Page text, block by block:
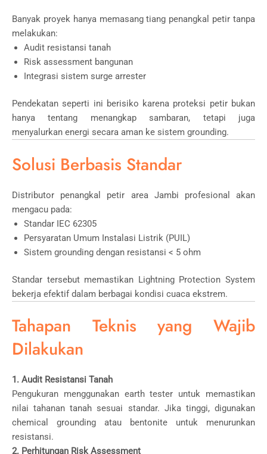
Banyak proyek hanya memasang tiang penangkal petir tanpa
melakukan:
Audit resistansi tanah
Risk assessment bangunan
Integrasi sistem surge arrester
Pendekatan seperti ini berisiko karena proteksi petir bukan
hanya tentang menangkap sambaran, tetapi juga
menyalurkan energi secara aman ke sistem grounding.
Solusi Berbasis Standar
Distributor penangkal petir area Jambi profesional akan
mengacu pada:
Standar IEC 62305
Persyaratan Umum Instalasi Listrik (PUIL)
Sistem grounding dengan resistansi < 5 ohm
Standar tersebut memastikan Lightning Protection System
bekerja efektif dalam berbagai kondisi cuaca ekstrem.
Tahapan Teknis yang Wajib
Dilakukan
1. Audit Resistansi Tanah
Pengukuran menggunakan earth tester untuk memastikan
nilai tahanan tanah sesuai standar. Jika tinggi, digunakan
chemical grounding atau bentonite untuk menurunkan
resistansi.
2. Perhitungan Risk Assessment